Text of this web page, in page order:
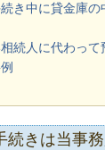
き中に貸金庫
続人に代わっ
続きは当事